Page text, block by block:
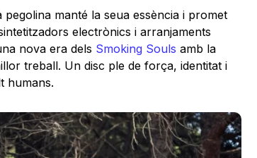
manté la seua essència i promet
electrònics i arranjaments
nova era dels Smoking Souls amb la
treball. Un disc ple de força, identitat i
humans.